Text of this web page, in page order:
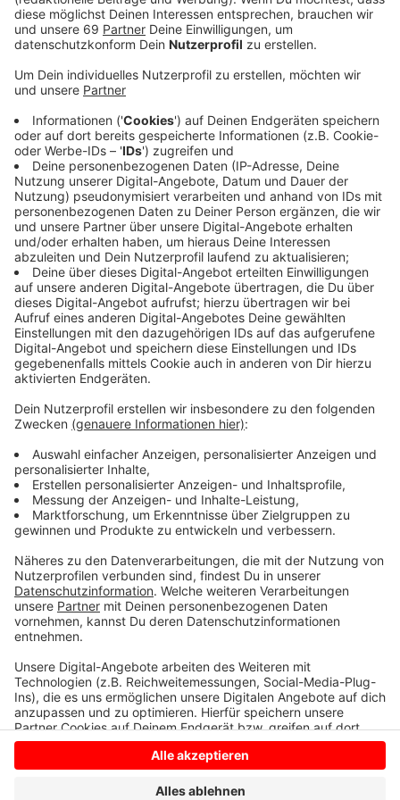
Anzeige
Dazu kommen noch 3,7 Prozent Hybrid-Wagen, die
teilweise mit Strom betrieben werden. Die meisten E-
Autos in NRW fahren in der Landeshauptstadt
Düsseldorf. Ihr Anteil dort liegt bei 4,2 Prozent. Die
wenigsten strombetriebenen Autos in unserem
Bundesland gibt es im Ruhrgebiet. Die Zahlen gehen
laut der Deutschen Presseagentur aus aktuellen
Daten des Kraftfahrtbundesamtes (KBA) hervor.
Berücksichtigt sind sowohl Privatautos als auch
Firmenfahrzeuge sowie Leasing- und
Mietwagenflotten.
Anzeige
Prozent der Autos in Münster mit Benzin, fast 33
Prozent mit Diesel. Die restlichen Prozente verteilen
sich auf Hybridwagen (3,7 %), E-Autos (1,9 %) und
gasbetriebene Fahrzeuge (1,1 %). Größtes Problem für
E-Auto-Käufer sind nach wie vor die zu geringe Anzahl
an Ladesäulen.
Anzeige
Anzeige